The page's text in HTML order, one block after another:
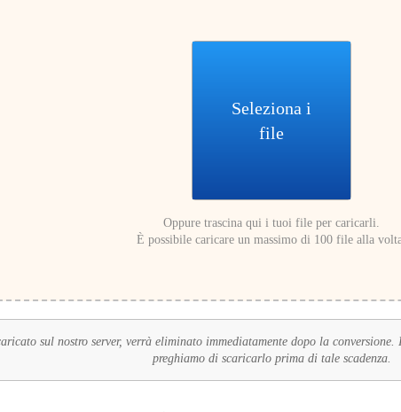
Seleziona i
file
Oppure trascina qui i tuoi file per caricarli.
È possibile caricare un massimo di 100 file alla
sul nostro server, verrà eliminato immediatamente dopo la
preghiamo di scaricarlo prima di tale scadenza.